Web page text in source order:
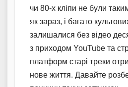
чи 80-х кліпи не були
як зараз, і багато
залишалися без відео
з приходом YouTube та
платформ старі треки
нове життя. Давайте